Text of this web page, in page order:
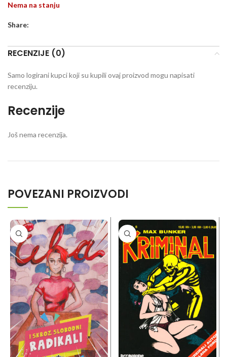
Nema na stanju
Share:
RECENZIJE (0)
Recenzije
Još nema recenzija.
Samo logirani kupci koji su kupili ovaj proizvod mogu napisati
recenziju.
POVEZANI PROIZVODI